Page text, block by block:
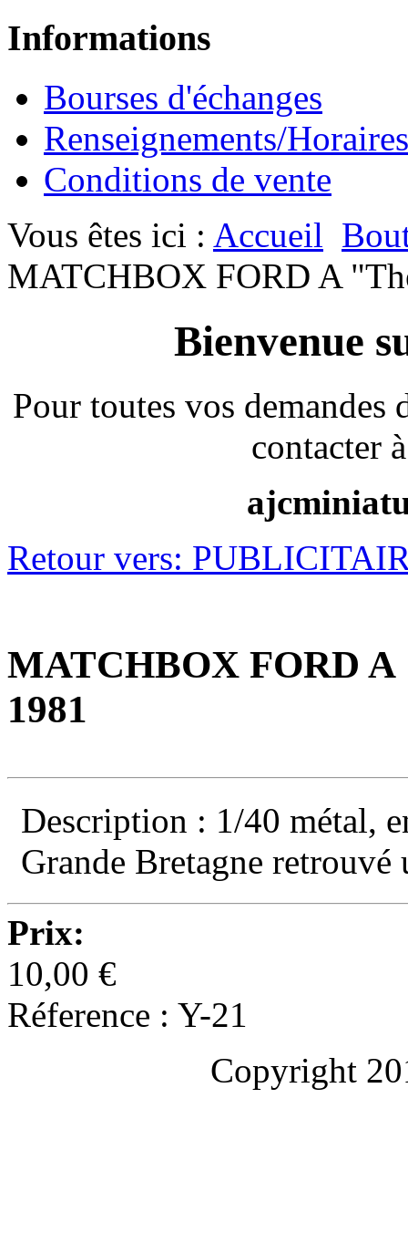
Informations
Bourses d'échanges
Renseignements/Horaires
Conditions de vente
Vous êtes ici : Accueil
MATCHBOX FORD A
Bienvenue
Pour toutes vos
contacter
Retour vers:
MATCHBOX FORD
1981
Description : 1/40 métal,
Grande Bretagne
Prix:
10,00 €
Réference : Y-21
Copyright